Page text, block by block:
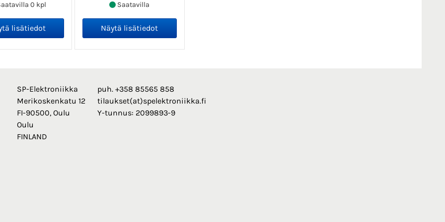
0 kpl Saatavilla
SP-Elektroniikka
Merikoskenkatu 12
FI-90500, Oulu
Oulu
FINLAND
puh. +358 85565 858
tilaukset(at)spelektroniikka.fi
Y-tunnus: 2099893-9